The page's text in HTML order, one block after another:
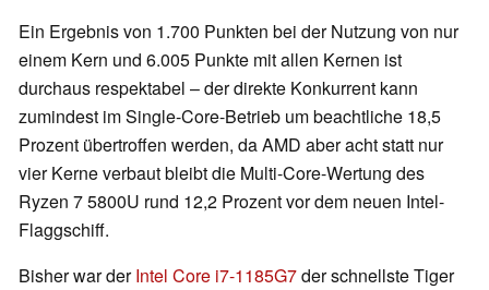
Ein Ergebnis von 1.700 Punkten bei der Nutzung von nur
einem Kern und 6.005 Punkte mit allen Kernen ist
durchaus respektabel – der direkte Konkurrent kann
zumindest im Single-Core-Betrieb um beachtliche 18,5
Prozent übertroffen werden, da AMD aber acht statt nur
vier Kerne verbaut bleibt die Multi-Core-Wertung des
Ryzen 7 5800U rund 12,2 Prozent vor dem neuen Intel-
Flaggschiff.
Bisher war derIntel Core i7-1185G7der schnellste Tiger